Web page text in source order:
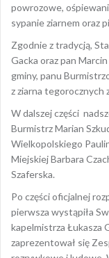
powrozowe,
sypanie ziarnem oraz
Zgodnie z tradycją,
Gacka oraz pan
gminy, panu
z ziarna tegorocznych
W dalszej części
Burmistrz Marian
Wielkopolskiego
Miejskiej Barbara
Szaferska.
Po części oficjalnej
pierwsza wystąpiła
kapelmistrza Łukasza
zaprezentował się